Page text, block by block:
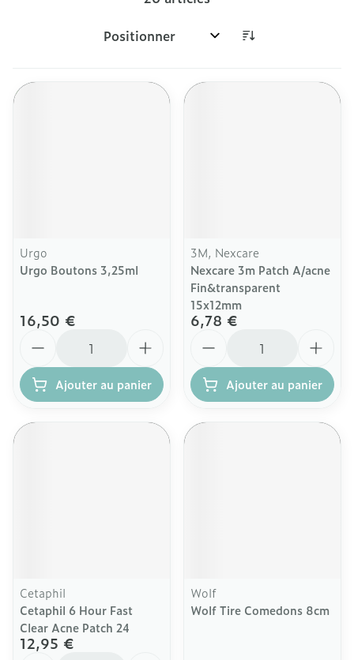
Trier par:
Urgo
Urgo Boutons 3,25ml
16,50 €
Ajouter au panier
3M, Nexcare
Nexcare 3m Patch A/acne
Fin&transparent
15x12mm
6,78 €
Ajouter au panier
Cetaphil
Cetaphil 6 Hour Fast
Clear Acne Patch 24
12,95 €
Wolf
Wolf Tire Comedons 8cm